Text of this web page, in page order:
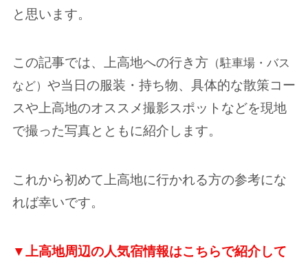
と思います。
この記事では、上高地への行き方（駐車場・バス
など） や当日の服装・持ち物、具体的な散策コー
スや上高地のオススメ撮影スポットなどを現地
で撮った写真とともに紹介します。
これから初めて上高地に行かれる方の参考にな
れば幸いです。
▼上高地周辺の人気宿情報はこちらで紹介して